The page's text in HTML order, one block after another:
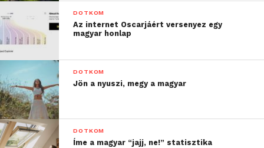
DOTKOM
Az internet Oscarjáért versenyez egy
magyar honlap
DOTKOM
Jön a nyuszi, megy a magyar
DOTKOM
Íme a magyar “jajj, ne!” statisztika